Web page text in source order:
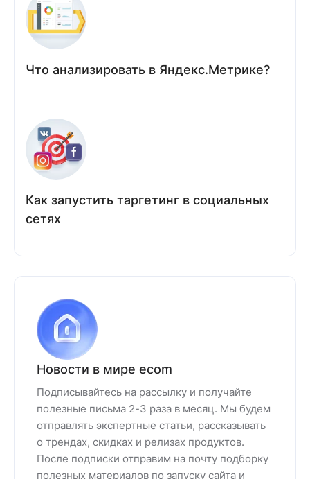
Что анализировать в Яндекс.Метрике?
Как запустить таргетинг в социальных
сетях
Новости в мире ecom
Подписывайтесь на рассылку и получайте
полезные письма 2-3 раза в месяц. Мы будем
отправлять экспертные статьи, рассказывать
о трендах, скидках и релизах продуктов.
После подписки отправим на почту подборку
полезных материалов по запуску сайта и